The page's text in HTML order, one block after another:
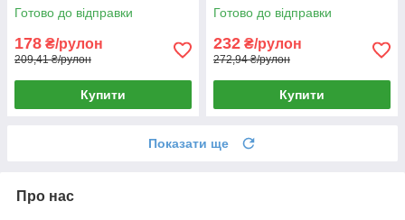
Готово до відправки
178 ₴/рулон
209,41 ₴/рулон
Купити
Готово до відправки
232 ₴/рулон
272,94 ₴/рулон
Купити
Показати ще
Про нас